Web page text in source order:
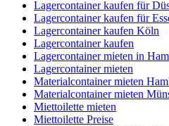
Lagercontainer kaufen für
Lagercontainer kaufen für
Lagercontainer kaufen Köln
Lagercontainer kaufen
Lagercontainer mieten in
Lagercontainer mieten
Materialcontainer mieten
Materialcontainer mieten
Miettoilette mieten
Miettoilette Preise